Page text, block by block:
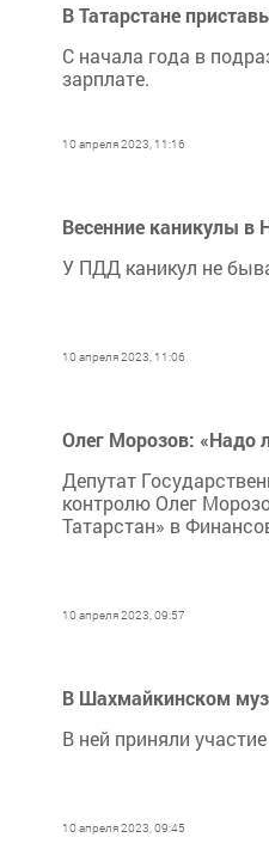
В Татарстане
С начала года в
зарплате.
10 апреля 2023, 11:16
Весенние каникулы
У ПДД каникул не
10 апреля 2023, 11:06
Олег Морозов: «Надо
Депутат
контролю Олег
Татарстан» в
10 апреля 2023, 09:57
В Шахмайкинском
В ней приняли
10 апреля 2023, 09:45